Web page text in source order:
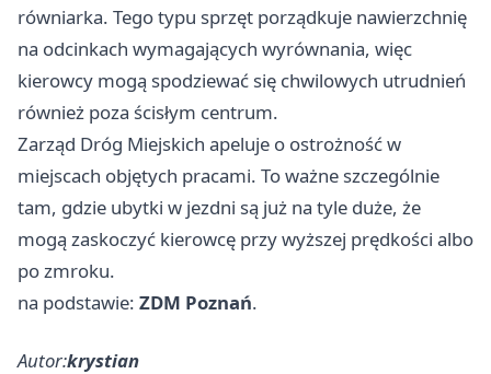
równiarka. Tego typu sprzęt porządkuje nawierzchnię
na odcinkach wymagających wyrównania, więc
kierowcy mogą spodziewać się chwilowych utrudnień
również poza ścisłym centrum.
Zarząd Dróg Miejskich apeluje o ostrożność w
miejscach objętych pracami. To ważne szczególnie
tam, gdzie ubytki w jezdni są już na tyle duże, że
mogą zaskoczyć kierowcę przy wyższej prędkości albo
po zmroku.
na podstawie: ZDM Poznań.
Autor:krystian